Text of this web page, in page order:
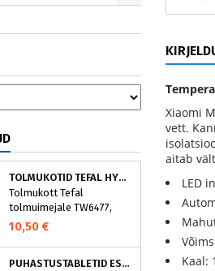
TOLMUKOTID TEFAL HYGIENE+ ZR200540 (4 TK)
Tolmukott Tefal
tolmuimejale TW6477,
TW6886..
10,50 €
PUHASTUSTABLETID ESPRESSOMASINALE, NIVONA 390701200
Xiaomi
vett.
aitab
LED
Kaal: